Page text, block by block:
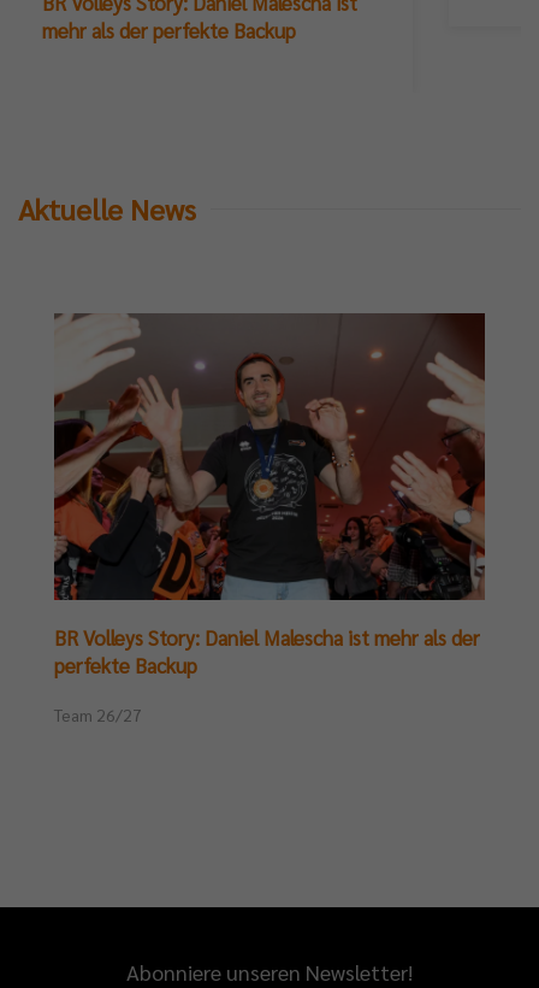
mehr als der perfekte Backup
Aktuelle News
BR Volleys Story: Daniel Malescha ist mehr als der
perfekte Backup
Team 26/27
Abonniere unseren Newsletter!